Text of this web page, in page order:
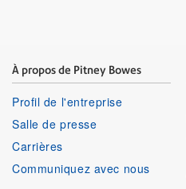
À propos de Pitney Bowes
Profil de l'entreprise
Salle de presse
Carrières
Communiquez avec nous